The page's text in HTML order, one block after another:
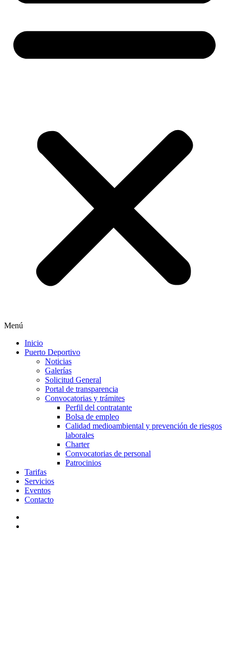
Menú
Inicio
Puerto Deportivo
Noticias
Galerías
Solicitud General
Portal de transparencia
Convocatorias y trámites
Perfil del contratante
Bolsa de empleo
Calidad medioambiental y prevención de riesgos
laborales
Charter
Convocatorias de personal
Patrocinios
Tarifas
Servicios
Eventos
Contacto